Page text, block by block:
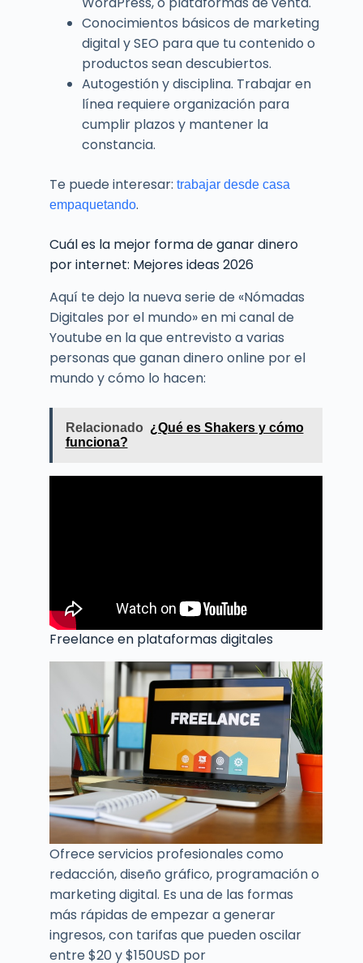
Conocimientos básicos de marketing
digital y SEO para que tu contenido o
productos sean descubiertos.
Autogestión y disciplina. Trabajar en
línea requiere organización para
cumplir plazos y mantener la
constancia.
Te puede interesar: trabajar desde casa
empaquetando.
Cuál es la mejor forma de ganar dinero
por internet: Mejores ideas 2026
Aquí te dejo la nueva serie de «Nómadas
Digitales por el mundo» en mi canal de
Youtube en la que entrevisto a varias
personas que ganan dinero online por el
mundo y cómo lo hacen:
Relacionado ¿Qué es Shakers y cómo
funciona?
Freelance en plataformas digitales
Ofrece servicios profesionales como
redacción, diseño gráfico, programación o
marketing digital. Es una de las formas
más rápidas de empezar a generar
ingresos, con tarifas que pueden oscilar
entre $20 y $150USD por